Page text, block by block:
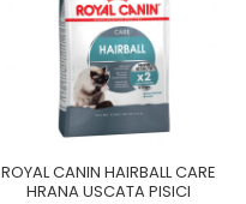
ROYAL CANIN HAIRBALL CARE
HRANA USCATA PISICI